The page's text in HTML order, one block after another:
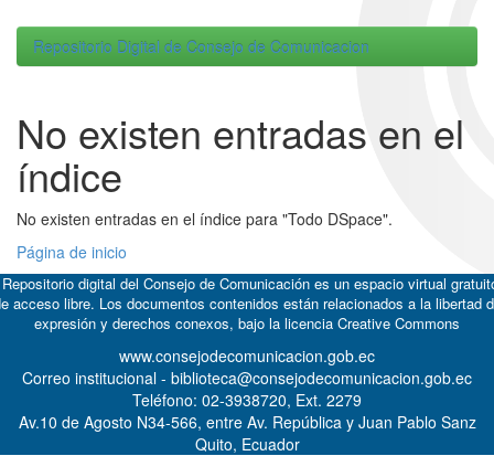
Repositorio Digital de Consejo de Comunicacion
No existen entradas en el
índice
No existen entradas en el índice para "Todo DSpace".
Página de inicio
digital del Consejo de Comunicación es un espacio virtual
acceso libre. Los documentos contenidos están relacionados a la libertad
expresión y derechos conexos, bajo la licencia Creative Commons
www.consejodecomunicacion.gob.ec
Correo institucional - biblioteca@consejodecomunicacion.gob.ec
Teléfono: 02-3938720, Ext. 2279
Av.10 de Agosto N34-566, entre Av. República y Juan Pablo Sanz
Quito, Ecuador